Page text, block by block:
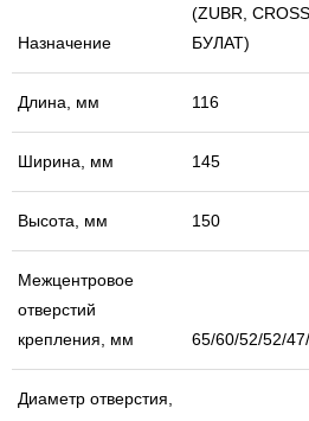
Назначение
(ZUBR,
БУЛАТ)
Длина, мм 116
Ширина, мм 145
Высота, мм 150
Межцентровое
отверстий
крепления, мм
65/60/52/52/
Диаметр отверстия,